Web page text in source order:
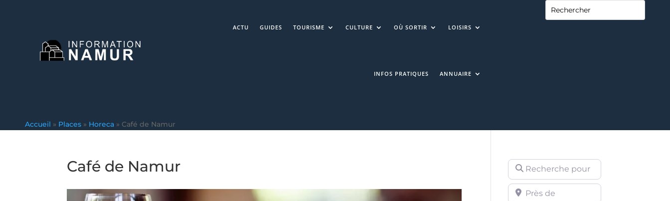
ACTU GUIDES TOURISME CULTURE OÙ SORTIR LOISIRS
INFOS PRATIQUES ANNUAIRE
Accueil » Places » Horeca » Café de Namur
Café de Namur Recherche pour
Près de